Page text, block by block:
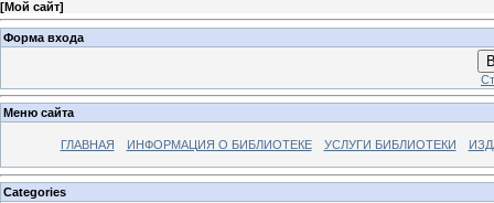
[Мой сайт]
Форма входа
Меню сайта
ГЛАВНАЯ ИНФОРМАЦИЯ О БИБЛИОТЕКЕ УСЛУГИ БИБЛИОТЕКИ
Categories